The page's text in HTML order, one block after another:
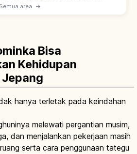
Jepang, ada sekitar 80.000 di seluruh
Semua area →
Bisa
Kehidupan
hanya terletak pada keindahan
melewati pergantian musim,
dan menjalankan pekerjaan masih
serta cara penggunaan tategu